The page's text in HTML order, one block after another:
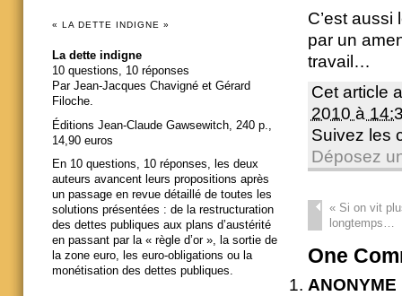
C’est
par un
travail…
Cet article
2010 à
Suivez les
Déposez
«Si on vit
longtemps…
One
ANONYME
« LA DETTE INDIGNE »
La dette indigne
10 questions, 10 réponses
Par Jean-Jacques Chavigné et Gérard
Filoche.
Éditions Jean-Claude Gawsewitch, 240 p.,
14,90 euros
En 10 questions, 10 réponses, les deux
auteurs avancent leurs propositions après
un passage en revue détaillé de toutes les
solutions présentées : de la restructuration
des dettes publiques aux plans d’austérité
en passant par la « règle d’or », la sortie de
la zone euro, les euro-obligations ou la
monétisation des dettes publiques.